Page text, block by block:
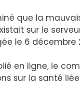
que la
sur le
le 6 décembre
en ligne, le
sur la santé